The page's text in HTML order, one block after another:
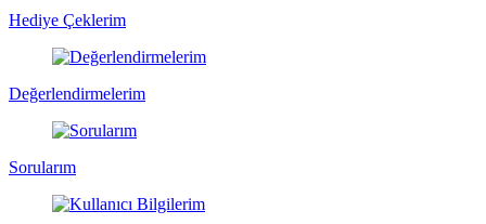
Hediye Çeklerim
Değerlendirmelerim
Sorularım